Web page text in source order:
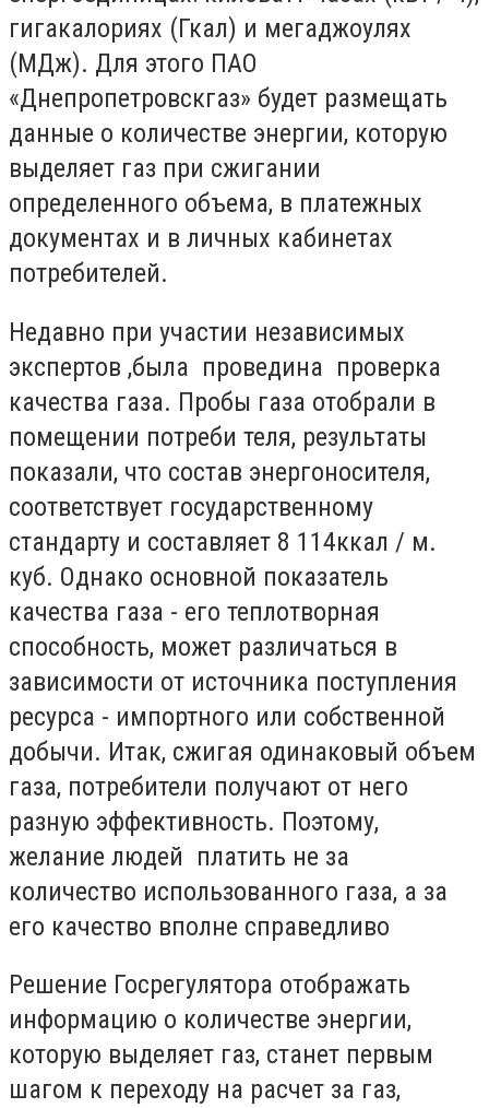
гигакалориях (Гкал) и мегаджоулях
(МДж). Для этого ПАО
«Днепропетровскгаз» будет размещать
данные о количестве энергии, которую
выделяет газ при сжигании
определенного объема, в платежных
документах и в личных кабинетах
потребителей.
Недавно при участии независимых
экспертов ,была проведина проверка
качества газа. Пробы газа отобрали в
помещении потреби теля, результаты
показали, что состав энергоносителя,
соответствует государственному
стандарту и составляет 8 114ккал / м.
куб. Однако основной показатель
качества газа - его теплотворная
способность, может различаться в
зависимости от источника поступления
ресурса - импортного или собственной
добычи. Итак, сжигая одинаковый объем
газа, потребители получают от него
разную эффективность. Поэтому,
желание людей платить не за
количество использованного газа, а за
его качество вполне справедливо
Решение Госрегулятора отображать
информацию о количестве энергии,
которую выделяет газ, станет первым
шагом к переходу на расчет за газ,